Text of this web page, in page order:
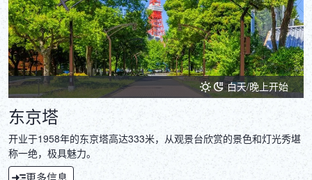
白天/晚上开始
东京塔
开业于1958年的东京塔高达333米，从观景台欣赏的景色和灯光秀堪
称一绝，极具魅力。
更多信息